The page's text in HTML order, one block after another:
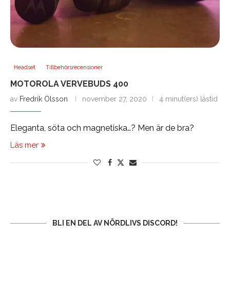
Headset Tillbehörsrecensioner
MOTOROLA VERVEBUDS 400
av Fredrik Olsson november 27, 2020 4 minut(ers) lästid
Eleganta, söta och magnetiska…? Men är de bra?
Läs mer
BLI EN DEL AV NÖRDLIVS DISCORD!